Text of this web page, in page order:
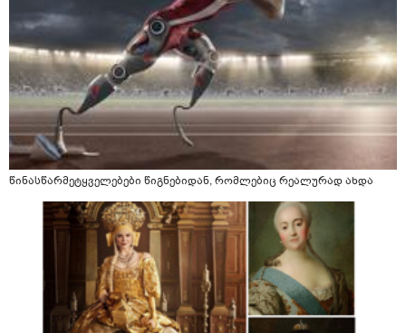
წინასწარმეტყველებები წიგნებიდან, რომლებიც რეალურად ახდა